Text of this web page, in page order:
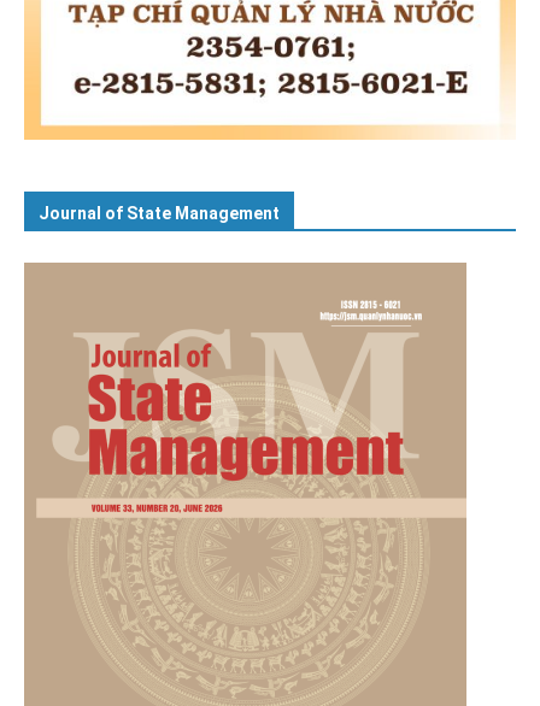
Journal of State Management